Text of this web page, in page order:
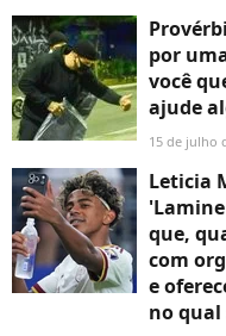
por
você
ajude
15 de julho
Leticia
que,
com
e
no qual